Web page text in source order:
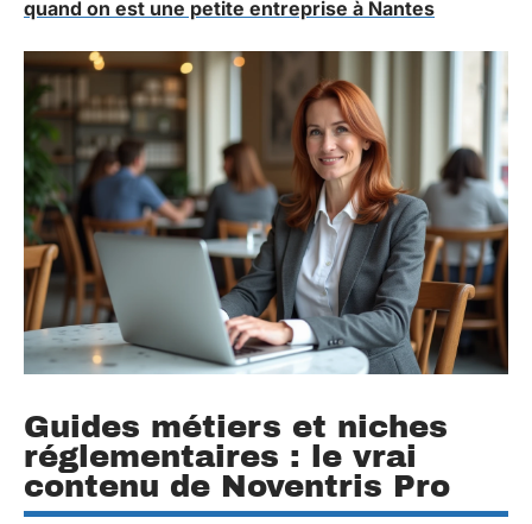
quand on est une petite entreprise à Nantes
Guides métiers et niches
réglementaires : le vrai
contenu de Noventris Pro